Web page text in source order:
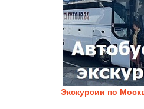
Экскурсии по